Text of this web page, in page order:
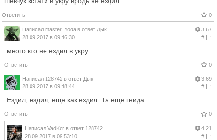
Ответить 0
Написал master_Yoda в ответ Дык
28.09.2017 в 09:46:30
3.67
#| ↑
много кто не ездил в укру
Ответить 0
Написал 128742 в ответ Дык
28.09.2017 в 09:48:44
3.69
#| ↑
Ездил, ездил, ещё как ездил. Та ещё гнида.
Ответить 0
Написал VadKor в ответ 128742
28.09.2017 в 09:53:10
4.21
#| ↑